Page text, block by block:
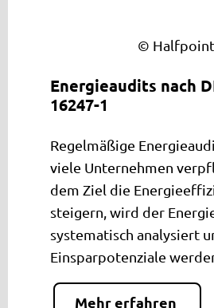
©
Energieaudits nach
16247-1
Regelmäßige
viele Unternehmen
dem Ziel die
steigern, wird der
systematisch analysiert
Einsparpotenziale
Mehr erfahren